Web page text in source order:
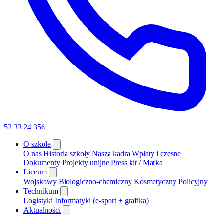
52 33 24 356
O szkole
O nas Historia szkoły Nasza kadra Wpłaty i czesne
Dokumenty Projekty unijne Press kit / Marka
Liceum
Wojskowy Biologiczno-chemiczny Kosmetyczny Policyjny
Technikum
Logistyki Informatyki (e-sport + grafika)
Aktualności